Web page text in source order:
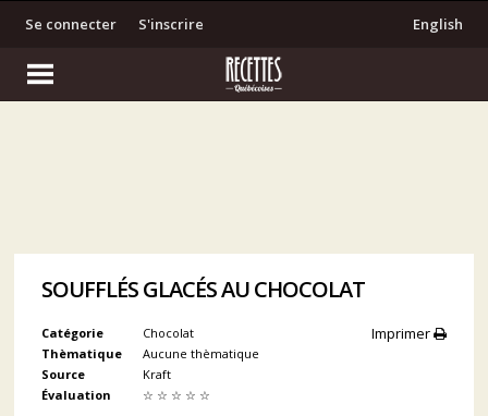
S'inscrire
Se connecter English
SOUFFLÉS GLACÉS AU CHOCOLAT
Imprimer
Catégorie
Chocolat
Thèmatique
Aucune thèmatique
Source
Kraft
Évaluation
☆ ☆ ☆ ☆ ☆